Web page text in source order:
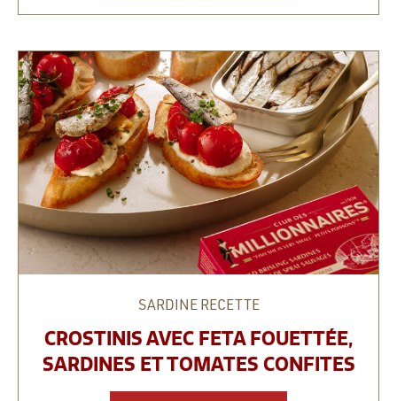
SARDINERECETTE
CROSTINIS AVEC FETA FOUETTÉE,
SARDINES ET TOMATES CONFITES